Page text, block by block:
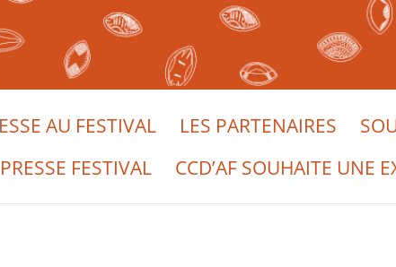
AU FESTIVAL LES PARTENAIRES
FESTIVAL
CCD’AF SOUHAITE UNE